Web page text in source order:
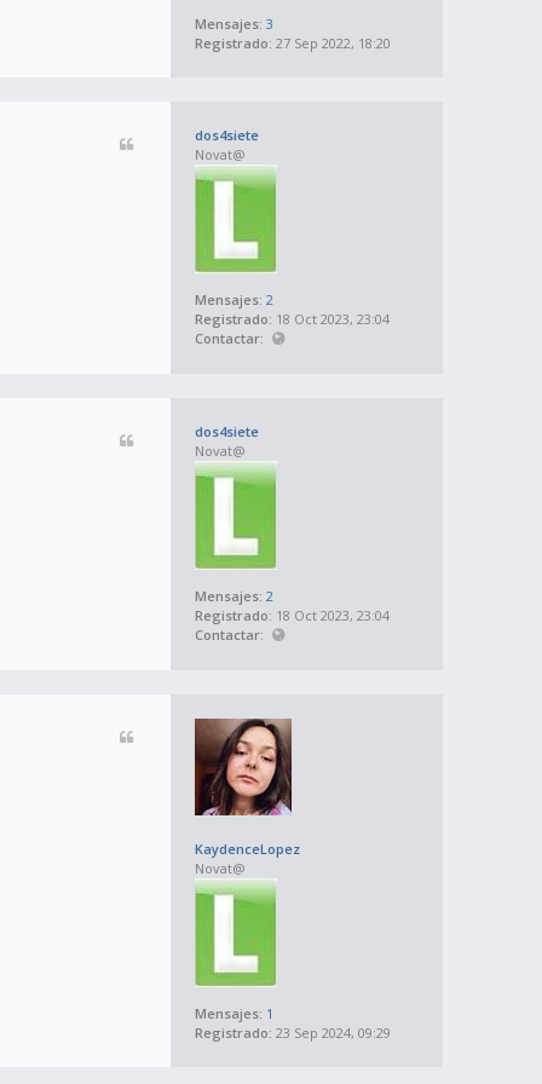
Mensajes: 3
Registrado: 27 Sep 2022, 18:20
dos4siete
Novat@
Mensajes: 2
Registrado: 18 Oct 2023, 23:04
Contactar:
dos4siete
Novat@
Mensajes: 2
Registrado: 18 Oct 2023, 23:04
Contactar:
KaydenceLopez
Novat@
Mensajes: 1
Registrado: 23 Sep 2024, 09:29